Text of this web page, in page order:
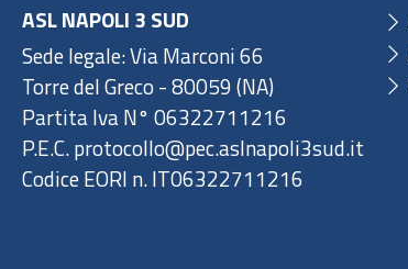
ASL NAPOLI 3 SUD
Sede legale: Via Marconi 66
Torre del Greco - 80059 (NA)
Partita Iva N° 06322711216
P.E.C. protocollo@pec.aslnapoli3sud.it
Codice EORI n. IT06322711216